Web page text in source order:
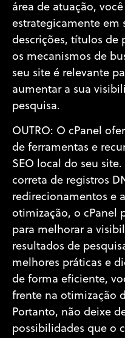
área de atuação,
estrategicamente em
descrições, títulos de
os mecanismos de
seu site é relevante
aumentar a sua
pesquisa.
OUTRO: O cPanel
de ferramentas e
SEO local do seu
correta de registros
redirecionamentos e
otimização, o cPanel
para melhorar a
resultados de
melhores práticas e
de forma eficiente,
frente na otimização
Portanto, não deixe
possibilidades que o